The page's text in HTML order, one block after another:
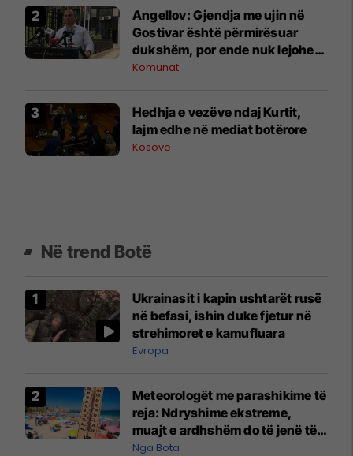
Angellov: Gjendja me ujin në
Gostivar është përmirësuar
dukshëm, por ende nuk lejohet
për pije
Komunat
Hedhja e vezëve ndaj Kurtit,
lajm edhe në mediat botërore
Kosovë
Në trend Botë
Ukrainasit i kapin ushtarët rusë
në befasi, ishin duke fjetur në
strehimoret e kamufluara
Evropa
Meteorologët me parashikime të
reja: Ndryshime ekstreme,
muajt e ardhshëm do të jenë të
pazakontë
Nga Bota